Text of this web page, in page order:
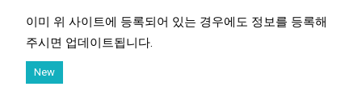
이미 위 사이트에 등록되어 있는 경우에도 정보를 등록해
주시면 업데이트됩니다.
New